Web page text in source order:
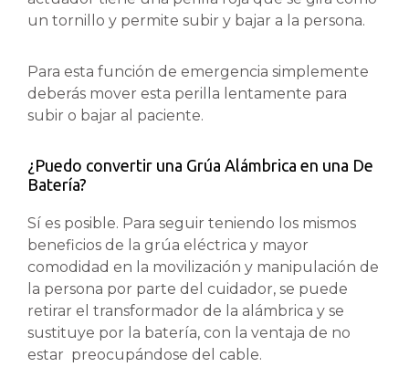
un tornillo y permite subir y bajar a la persona.
Para esta función de emergencia simplemente
deberás mover esta perilla lentamente para
subir o bajar al paciente.
¿Puedo convertir una Grúa Alámbrica en una De
Batería?
Sí es posible. Para seguir teniendo los mismos
beneficios de la grúa eléctrica y mayor
comodidad en la movilización y manipulación de
la persona por parte del cuidador, se puede
retirar el transformador de la alámbrica y se
sustituye por la batería, con la ventaja de no
estar preocupándose del cable.